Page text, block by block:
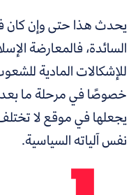
يحدث هذا حتى وإن كان
السائدة،فالمعارضة
للإشكالات المادية
خصوصًا في مرحلة ما بعد
يجعلها في موقع لا
نفس آلياته السياسية.